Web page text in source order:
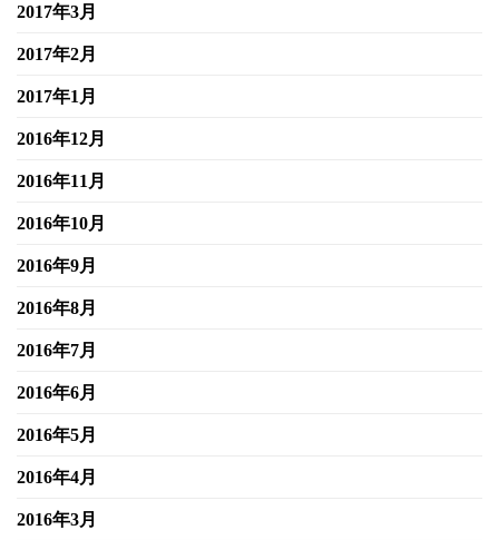
2017年3月
2017年2月
2017年1月
2016年12月
2016年11月
2016年10月
2016年9月
2016年8月
2016年7月
2016年6月
2016年5月
2016年4月
2016年3月